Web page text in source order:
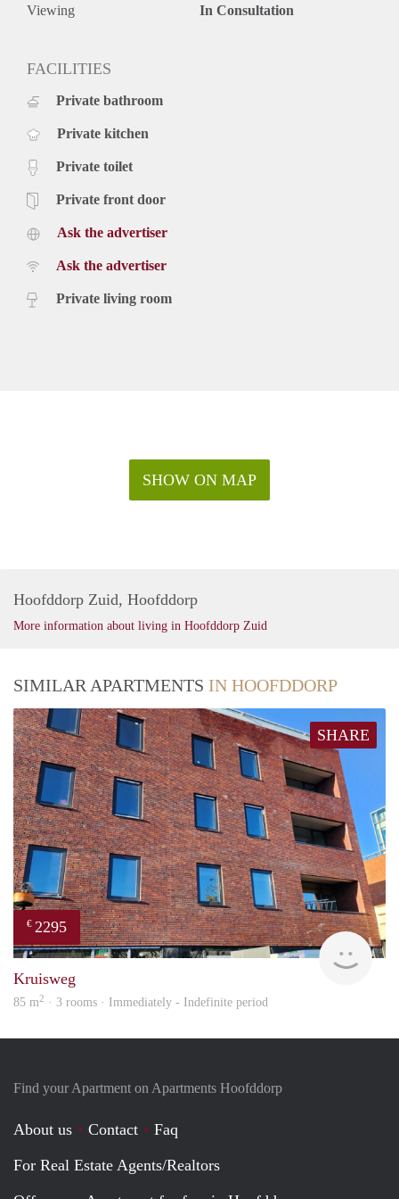
Viewing In Consultation
FACILITIES
Private bathroom
Private kitchen
Private toilet
Private front door
Ask the advertiser
Ask the advertiser
Private living room
SHOW ON MAP
Hoofddorp Zuid, Hoofddorp
More information about living in Hoofddorp Zuid
SIMILAR APARTMENTS IN HOOFDDORP
SHARE
€ 2295
Kruisweg
85 m2 · 3 rooms · Immediately - Indefinite period
Find your Apartment on Apartments Hoofddorp
About us Contact
Faq
For Real Estate Agents/Realtors